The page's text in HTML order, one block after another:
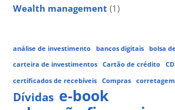
Wealth management (1)
análise de investimento bancos digitais bolsa
carteira de investimentos
Cartão de crédito
certificados de recebíveis
Compras corretagem
Dívidas e-book